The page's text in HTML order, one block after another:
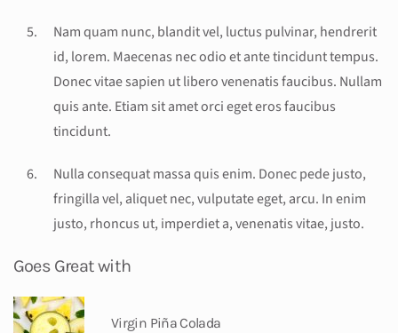
Nam quam nunc, blandit vel, luctus pulvinar, hendrerit
id, lorem. Maecenas nec odio et ante tincidunt tempus.
Donec vitae sapien ut libero venenatis faucibus. Nullam
quis ante. Etiam sit amet orci eget eros faucibus
tincidunt.
Nulla consequat massa quis enim. Donec pede justo,
fringilla vel, aliquet nec, vulputate eget, arcu. In enim
justo, rhoncus ut, imperdiet a, venenatis vitae, justo.
Goes Great with
Virgin Piña Colada